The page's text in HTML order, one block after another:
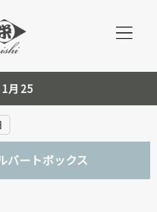
月 25
バートボックス